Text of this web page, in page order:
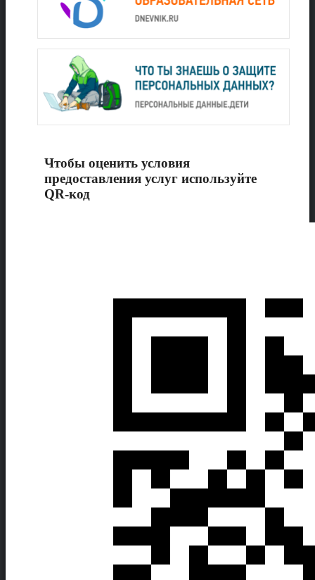
Чтобы оценить условия
предоставления услуг используйте
QR-код